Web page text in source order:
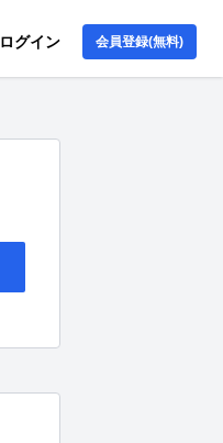
ログイン 会員登録(無料)